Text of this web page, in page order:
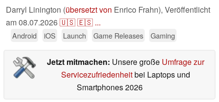
Darryl Linington (übersetzt von Enrico Frahn), Veröffentlicht
am08.07.2026🇺🇸🇪🇸 ...
Android iOS Launch Game Releases Gaming
Jetzt mitmachen: Unsere große Umfrage zur
Servicezufriedenheitbei Laptops und
Smartphones 2026